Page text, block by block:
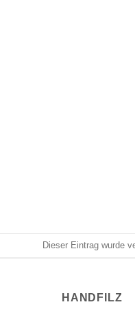
Dieser Eintrag wurde
HANDFILZ